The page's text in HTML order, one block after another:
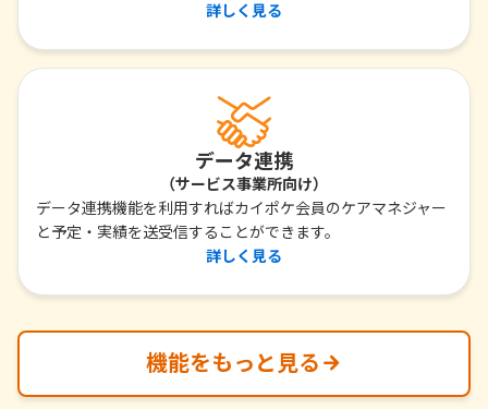
詳しく見る
データ連携
（サービス事業所向け）
データ連携機能を利用すればカイポケ会員のケアマネジャー
と予定・実績を送受信することができます。
詳しく見る
機能をもっと見る